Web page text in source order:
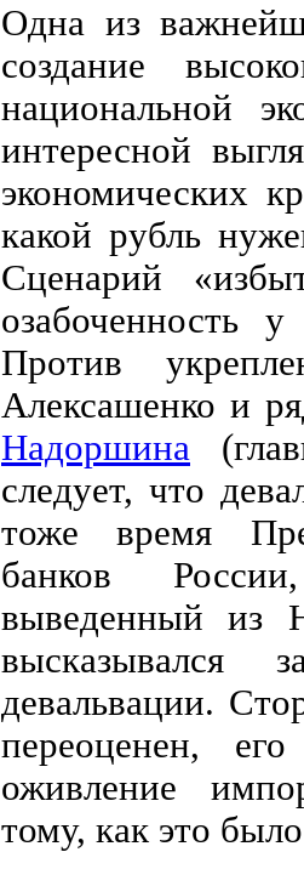
Одна из
создание
национальной
интересной
экономических
какой рубль
Сценарий
озабоченность
Против
Алексашенко и
Надоршина
следует, что
тоже время
банков
выведенный из
высказывался
девальвации.
переоценен,
оживление
тому, как это